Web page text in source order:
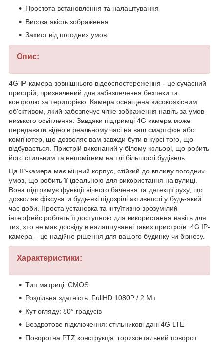
Простота встановлення та налаштування
Висока якість зображення
Захист від погодних умов
Опис:
4G IP-камера зовнішнього відеоспостереження - це сучасний
пристрій, призначений для забезпечення безпеки та
контролю за територією. Камера оснащена високоякісним
об'єктивом, який забезпечує чітке зображення навіть за умов
низького освітлення. Завдяки підтримці 4G камера може
передавати відео в реальному часі на ваш смартфон або
комп'ютер, що дозволяє вам завжди бути в курсі того, що
відбувається. Пристрій виконаний у білому кольорі, що робить
його стильним та непомітним на тлі більшості будівель.
Ця IP-камера має міцний корпус, стійкий до впливу погодних
умов, що робить її ідеальною для використання на вулиці.
Вона підтримує функції нічного бачення та детекції руху, що
дозволяє фіксувати будь-які підозрілі активності у будь-який
час доби. Проста установка та інтуїтивно зрозумілий
інтерфейс роблять її доступною для використання навіть для
тих, хто не має досвіду в налаштуванні таких пристроїв. 4G IP-
камера – це надійне рішення для вашого будинку чи бізнесу.
Характеристики:
Тип матриці: CMOS
Роздільна здатність: FullHD 1080P / 2 Мп
Кут огляду: 80° градусів
Бездротове підключення: стільникові дані 4G LTE
Поворотна PTZ конструкція: горизонтальний поворот